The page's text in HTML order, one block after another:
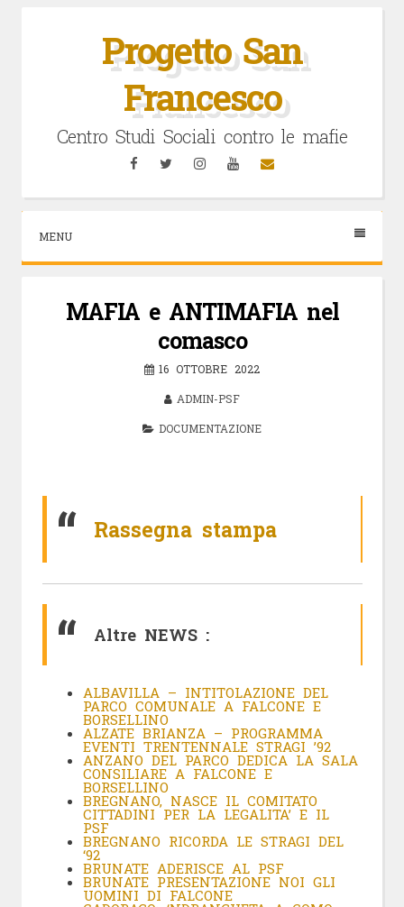
Progetto San
Francesco
Centro Studi Sociali contro le mafie
FacebookTwitterInstagramYouTubeEmail
MENU
MAFIA e ANTIMAFIA nel
comasco
16 OTTOBRE 2022
ADMIN-PSF
DOCUMENTAZIONE
Rassegna stampa
Altre NEWS :
ALBAVILLA – INTITOLAZIONE DEL
PARCO COMUNALEA FALCONE E
BORSELLINO
ALZATE BRIANZA – PROGRAMMA
EVENTI TRENTENNALE STRAGI ’92
ANZANO DEL PARCO DEDICA LA SALA
CONSILIARE A FALCONE E
BORSELLINO
BREGNANO, NASCE IL COMITATO
CITTADINI PER LA LEGALITA’ E IL
PSF
BREGNANO RICORDA LE STRAGI DEL
‘92
BRUNATE ADERISCE AL PSF
BRUNATE PRESENTAZIONE NOI GLI
UOMINI DI FALCONE